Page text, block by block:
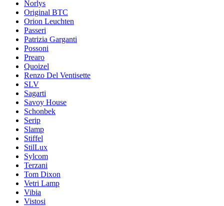
Norlys
Original BTC
Orion Leuchten
Passeri
Patrizia Garganti
Possoni
Prearo
Quoizel
Renzo Del Ventisette
SLV
Sagarti
Savoy House
Schonbek
Serip
Slamp
Stiffel
StilLux
Sylcom
Terzani
Tom Dixon
Vetri Lamp
Vibia
Vistosi